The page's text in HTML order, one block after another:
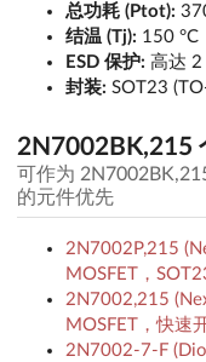
总功耗 (Ptot):
结温 (Tj): 150 °C
ESD 保护: 高达 2
封装: SOT23
2N7002BK,215
可作为
的元件优先
2N7002P,215
MOSFET，
2N7002,215
MOSFET，快速
2N7002-7-F